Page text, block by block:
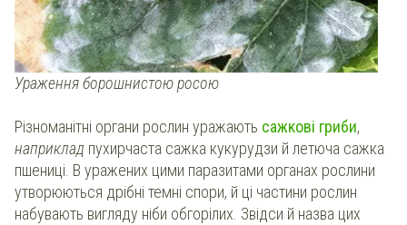
Ураження борошнистою росою
Різноманітні органи рослин уражають сажкові гриби,
наприклад пухирчаста сажка кукурудзи й летюча сажка
пшениці. В уражених цими паразитами органах рослини
утворюються дрібні темні спори, й ці частини рослин
набувають вигляду ніби обгорілих. Звідси й назва цих